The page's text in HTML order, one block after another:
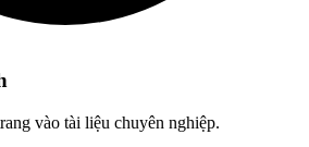
vào tài liệu chuyên nghiệp.